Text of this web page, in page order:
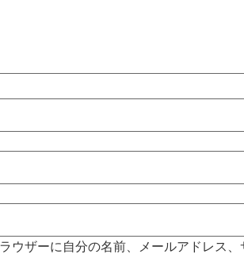
ウザーに自分の名前、メールアドレス、